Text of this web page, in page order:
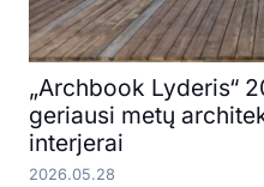
„Archbook Lyderis“
geriausi metų
interjerai
2026.05.28